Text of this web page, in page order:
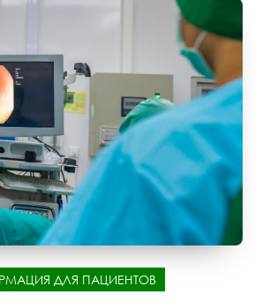
ДЛЯ ПАЦИЕНТОВ